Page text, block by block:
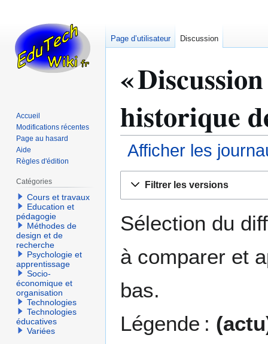
«
historique
Afficher les
navigation
recherche
Filtrer les versions
Sélection du
à comparer et
bas.
Légende :
Page d’utilisateur Discussion
Accueil
Modifications récentes
Page au hasard
Aide
Règles d'édition
Catégories
Cours et travaux
Education et
pédagogie
Méthodes de
design et de
recherche
Psychologie et
apprentissage
Socio-
économique et
organisation
Technologies
Technologies
éducatives
Variées